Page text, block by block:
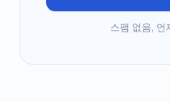
스팸 없음, 언